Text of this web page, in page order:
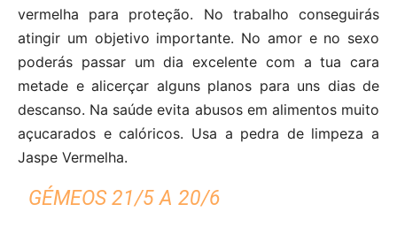
vermelha para proteção. No trabalho conseguirás
atingir um objetivo importante. No amor e no sexo
poderás passar um dia excelente com a tua cara
metade e alicerçar alguns planos para uns dias de
descanso. Na saúde evita abusos em alimentos muito
açucarados e calóricos. Usa a pedra de limpeza a
Jaspe Vermelha.
GÉMEOS 21/5 A 20/6